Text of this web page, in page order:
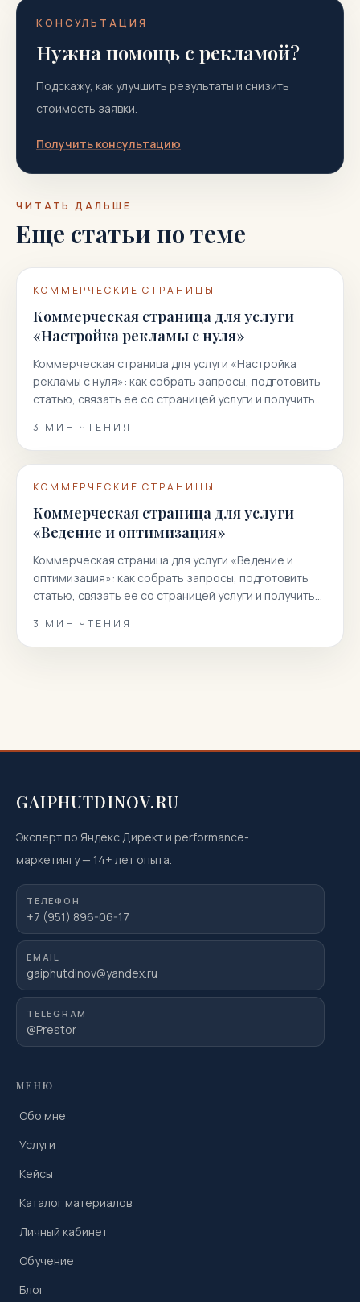
КОНСУЛЬТАЦИЯ
Нужна помощь с рекламой?
Подскажу, как улучшить результаты и снизить
стоимость заявки.
Получить консультацию
ЧИТАТЬ ДАЛЬШЕ
Еще статьи по теме
КОММЕРЧЕСКИЕ СТРАНИЦЫ
Коммерческая страница для услуги
«Настройка рекламы с нуля»
Коммерческая страница для услуги «Настройка
рекламы с нуля»: как собрать запросы, подготовить
статью, связать ее со страницей услуги и получить
3 МИН ЧТЕНИЯ
КОММЕРЧЕСКИЕ СТРАНИЦЫ
Коммерческая страница для услуги
«Ведение и оптимизация»
Коммерческая страница для услуги «Ведение и
оптимизация»: как собрать запросы, подготовить
статью, связать ее со страницей услуги и получить
3 МИН ЧТЕНИЯ
GAIPHUTDINOV.RU
Эксперт по Яндекс Директ и performance-
маркетингу— 14+ лет опыта.
ТЕЛЕФОН
+7 (951) 896-06-17
EMAIL
gaiphutdinov@yandex.ru
TELEGRAM
@Prestor
МЕНЮ
Обо мне
Услуги
Кейсы
Каталог материалов
Личный кабинет
Обучение
Блог